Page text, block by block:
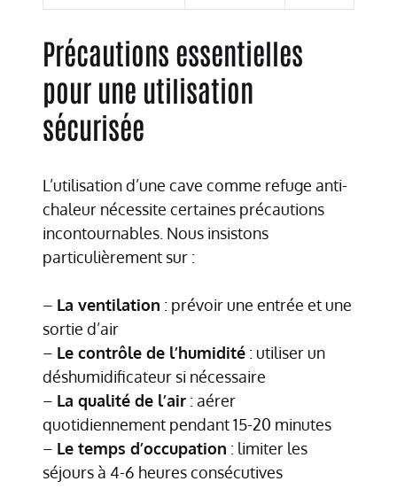
Précautions essentielles
pour une utilisation
sécurisée
L’utilisation d’une cave comme refuge anti-
chaleur nécessite certaines précautions
incontournables. Nous insistons
particulièrement sur :
– La ventilation : prévoir une entrée et une
sortie d’air
– Le contrôle de l’humidité : utiliser un
déshumidificateur si nécessaire
– La qualité de l’air : aérer
quotidiennement pendant 15-20 minutes
– Le temps d’occupation : limiter les
séjours à 4-6 heures consécutives